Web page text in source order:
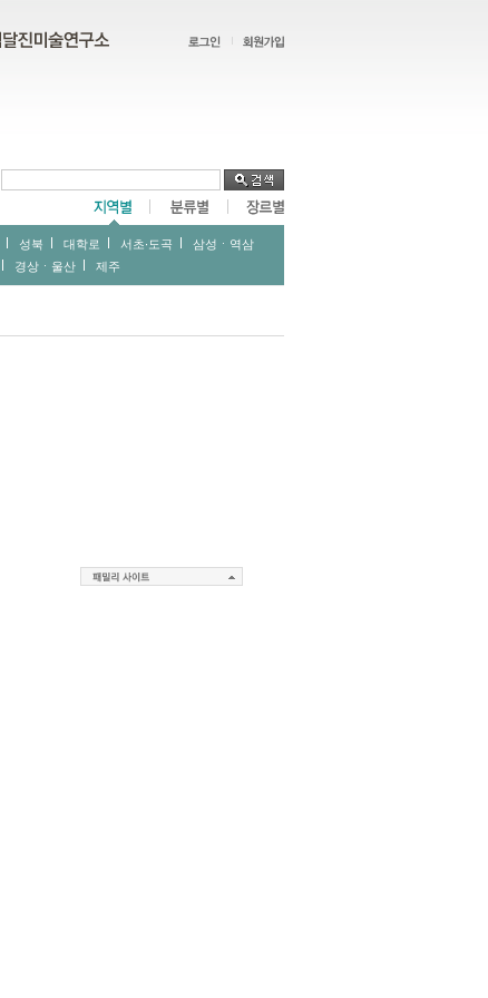
성북 대학로 서초∙도곡
삼성ㆍ역삼
경상ㆍ울산 제주